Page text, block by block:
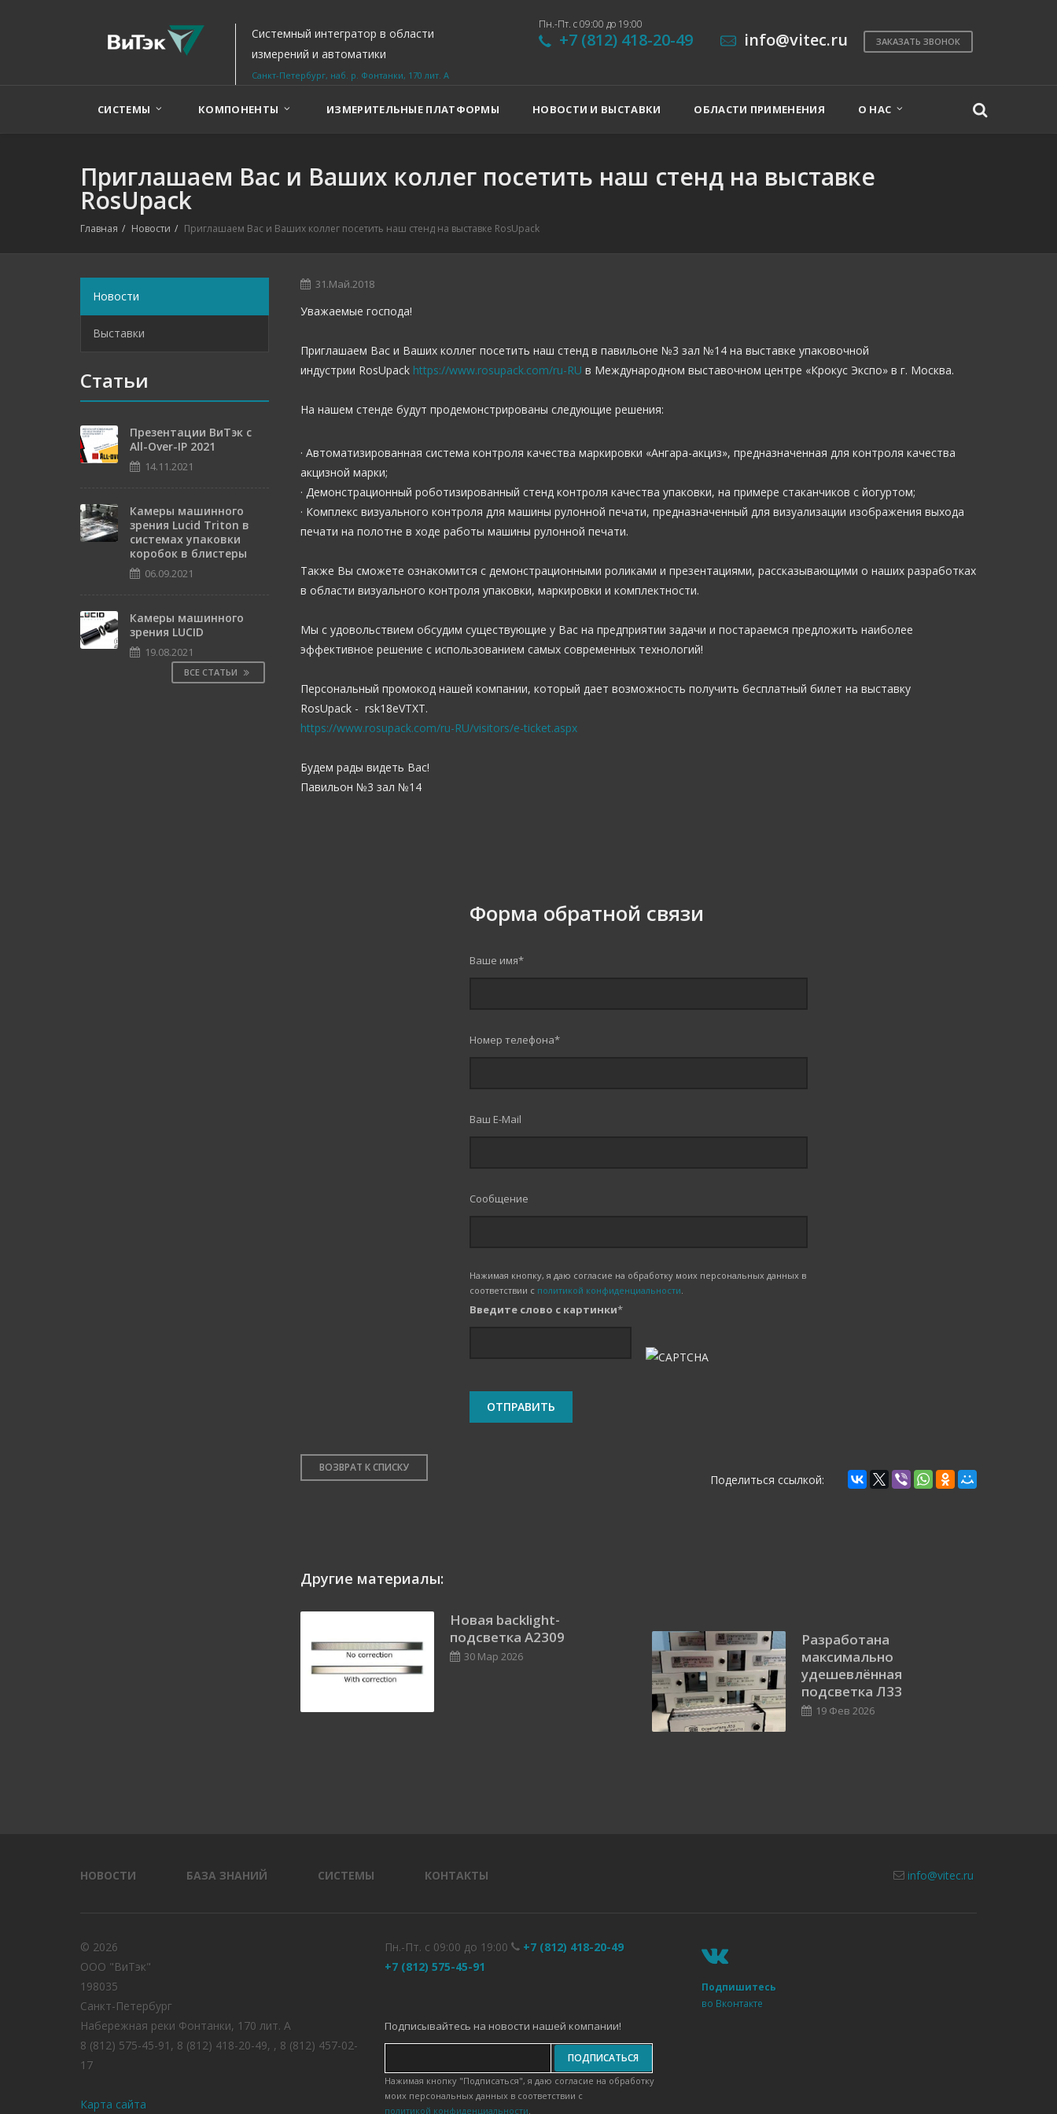
Системный интегратор в области
измерений и автоматики
Санкт-Петербург, наб. р. Фонтанки, 170 лит. А
Пн.-Пт. с 09:00 до 19:00
+7 (812) 418-20-49
info@vitec.ru ЗАКАЗАТЬ ЗВОНОК
СИСТЕМЫ КОМПОНЕНТЫ ИЗМЕРИТЕЛЬНЫЕ ПЛАТФОРМЫ НОВОСТИ И ВЫСТАВКИ ОБЛАСТИ ПРИМЕНЕНИЯ О НАС
Приглашаем Вас и Ваших коллег посетить наш стенд на выставке
RosUpack
Главная Новости Приглашаем Вас и Ваших коллег посетить наш стенд на выставке RosUpack
Новости
Выставки
Статьи
Презентации ВиТэк с
All-Over-IP 2021
14.11.2021
Камеры машинного
зрения Lucid Triton в
системах упаковки
коробок в блистеры
06.09.2021
Камеры машинного
зрения LUCID
19.08.2021
ВСЕ СТАТЬИ
31.Май.2018
Уважаемые господа!
Приглашаем Вас и Ваших коллег посетить наш стенд в павильоне №3 зал №14 на выставке упаковочной
индустрии RosUpack https://www.rosupack.com/ru-RU в Международном выставочном центре «Крокус Экспо» в г. Москва.
На нашем стенде будут продемонстрированы следующие решения:
· Автоматизированная система контроля качества маркировки «Ангара-акциз», предназначенная для контроля качества
акцизной марки;
· Демонстрационный роботизированный стенд контроля качества упаковки, на примере стаканчиков с йогуртом;
· Комплекс визуального контроля для машины рулонной печати, предназначенный для визуализации изображения выхода
печати на полотне в ходе работы машины рулонной печати.
Также Вы сможете ознакомится с демонстрационными роликами и презентациями, рассказывающими о наших разработках
в области визуального контроля упаковки, маркировки и комплектности.
Мы с удовольствием обсудим существующие у Вас на предприятии задачи и постараемся предложить наиболее
эффективное решение с использованием самых современных технологий!
Персональный промокод нашей компании, который дает возможность получить бесплатный билет на выставку
RosUpack - rsk18eVTXT.
https://www.rosupack.com/ru-RU/visitors/e-ticket.aspx
Будем рады видеть Вас!
Павильон №3 зал №14
Форма обратной связи
Ваше имя*
Номер телефона*
Ваш E-Mail
Сообщение
Нажимая кнопку, я даю согласие на обработку моих персональных данных в
соответствии с политикой конфиденциальности.
Введите слово с картинки*
ВОЗВРАТ К СПИСКУ
Поделиться ссылкой:
Другие материалы:
Новая backlight-
подсветка А2309
30 Мар 2026
Разработана
максимально
удешевлённая
подсветка Л33
19 Фев 2026
НОВОСТИ БАЗА ЗНАНИЙ СИСТЕМЫ КОНТАКТЫ info@vitec.ru
© 2026
ООО "ВиТэк"
198035
Санкт-Петербург
Набережная реки Фонтанки, 170 лит. А
8 (812) 575-45-91, 8 (812) 418-20-49, , 8 (812) 457-02-
17
Карта сайта
Пн.-Пт. с 09:00 до 19:00
+7 (812) 418-20-49
+7 (812) 575-45-91
Подписывайтесь на новости нашей компании!
Нажимая кнопку "Подписаться", я даю согласие на обработку
моих персональных данных в соответствии с
политикой конфиденциальности.
Подпишитесь
во Вконтакте